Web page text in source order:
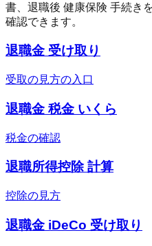
書、退職後 健康保険 手続き
確認できます。
退職金 受け取り
受取の見方の入口
退職金 税金 いくら
税金の確認
退職所得控除 計算
控除の見方
退職金 iDeCo 受け取り